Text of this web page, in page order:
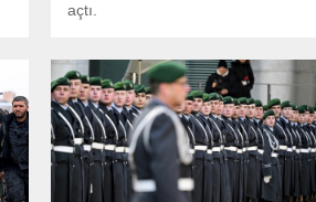
açtı.